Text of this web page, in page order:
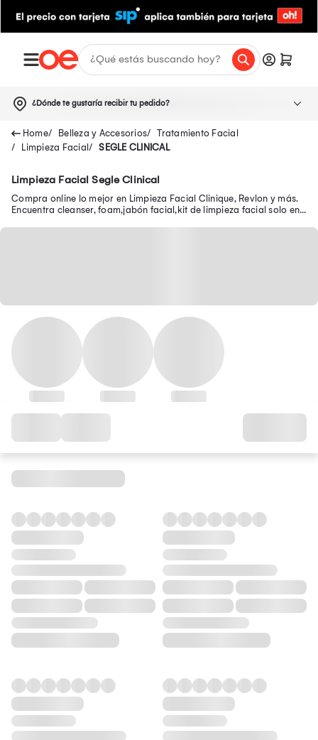
¿Dónde te gustaría recibir tu pedido?
Belleza y Accesorios
Tratamiento Facial
Limpieza Facial
SEGLE CLINICAL
Limpieza Facial Segle Clinical
Compra online lo mejor en Limpieza Facial Clinique, Revlon y más.
Encuentra cleanser, foam,jabón facial,kit de limpieza facial solo en